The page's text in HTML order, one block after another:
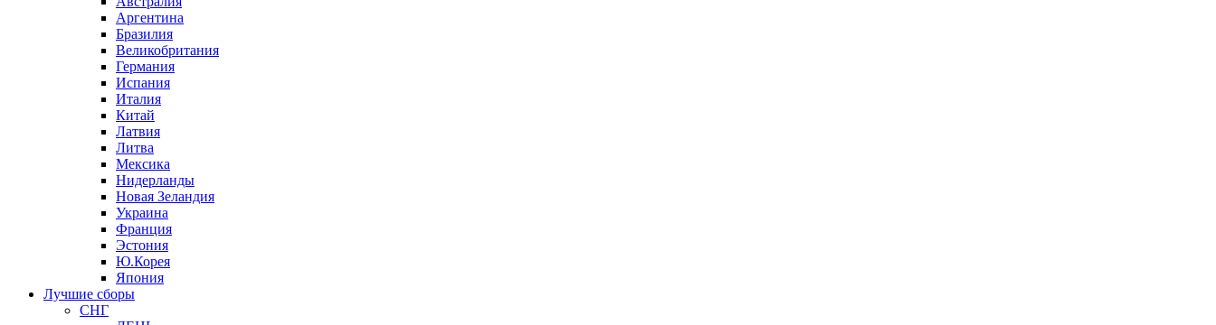
Аргентина
Бразилия
Великобритания
Германия
Испания
Италия
Китай
Латвия
Литва
Мексика
Нидерланды
Новая Зеландия
Украина
Франция
Эстония
Ю.Корея
Япония
Лучшие сборы
СНГ